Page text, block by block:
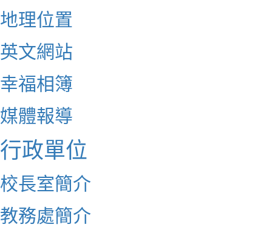
地理位置
英文網站
幸福相簿
媒體報導
行政單位
校長室簡介
教務處簡介